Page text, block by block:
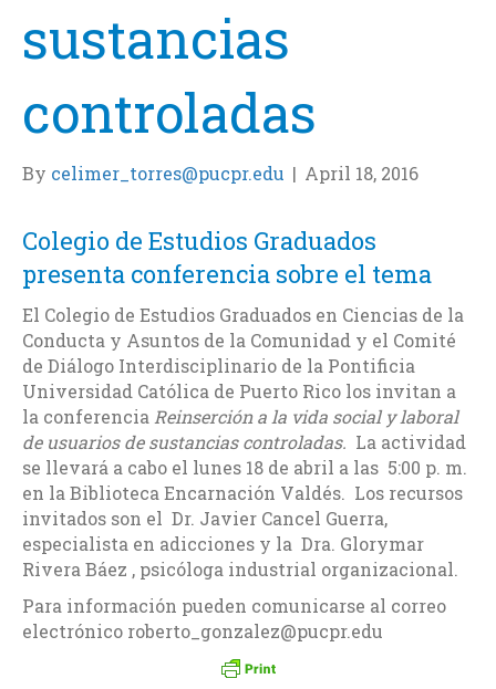
sustancias
controladas
By celimer_torres@pucpr.edu | April 18, 2016
Colegio de Estudios Graduados
presenta conferencia sobre el tema
El Colegio de Estudios Graduados en Ciencias de la
Conducta y Asuntos de la Comunidad y el Comité
de Diálogo Interdisciplinario de la Pontificia
Universidad Católica de Puerto Rico los invitan a
la conferencia Reinserción a la vida social y laboral
de usuarios de sustancias controladas. La actividad
se llevará a cabo el lunes 18 de abril a las 5:00 p. m.
en la Biblioteca Encarnación Valdés. Los recursos
invitados son el Dr. Javier Cancel Guerra,
especialista en adicciones y la Dra. Glorymar
Rivera Báez , psicóloga industrial organizacional.
Para información pueden comunicarse al correo
electrónico roberto_gonzalez@pucpr.edu